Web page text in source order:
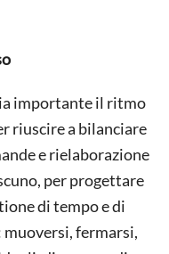
importante il ritmo
riuscire a bilanciare
e rielaborazione
per progettare
di tempo e di
muoversi, fermarsi,